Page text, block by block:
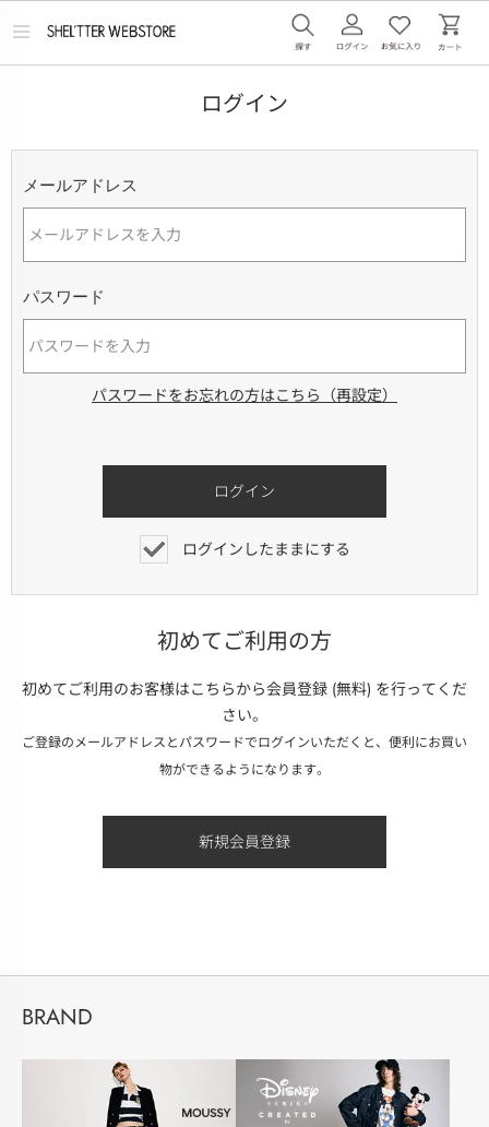
メ
ログイン
メールアドレス
パスワード
パスワードをお忘れの方はこちら（再設定）
ログインしたままにする
初めてご利用の方
初めてご利用のお客様はこちらから会員登録 (無料) を行ってくだ
さい。
ご登録のメールアドレスとパスワードでログインいただくと、便利にお買い
物ができるようになります。
BRAND